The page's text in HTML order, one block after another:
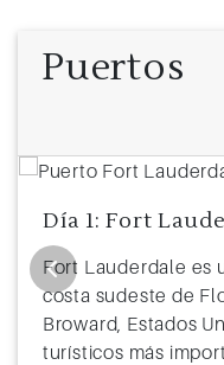
Puertos
Día 1: Fort
Fort Lauderdale es
costa sudeste de
Broward, Estados
turísticos más